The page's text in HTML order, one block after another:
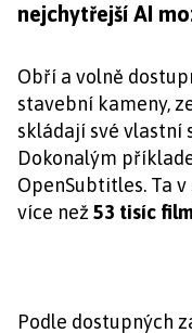
nejchytřejší AI
Obří a volně
stavební kameny,
skládají své vlastní
Dokonalým
OpenSubtitles. Ta
více než53 tisíc
Podle dostupných